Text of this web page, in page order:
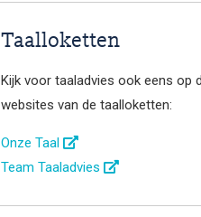
Taalloketten
Kijk voor taaladvies ook eens op
websites van de taalloketten:
Onze Taal
Team Taaladvies